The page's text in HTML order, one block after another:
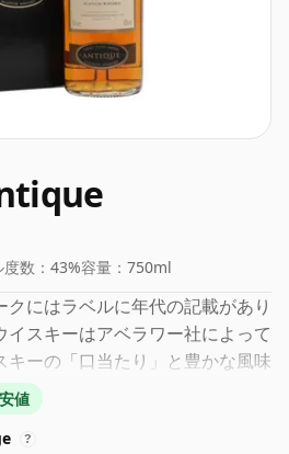
数： 43%容量： 750ml
にはラベルに年代の記載があり
イスキーはアベラワー社によって
ーの「口当たり」と豊かな風味
適切なアルコール度数であると
。
値
?